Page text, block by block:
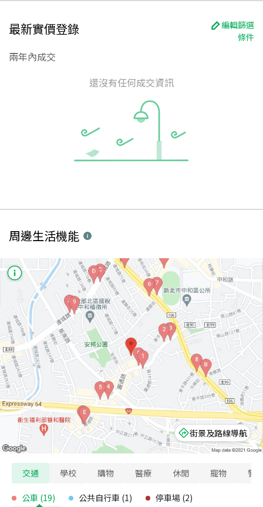
最新實價登錄
編輯篩選
條件
兩年內成交
還沒有任何成交資訊
周邊生活機能
街景及路線導航
交通 學校 購物 醫療 休閒 寵物 警
公車 (19) 公共自行車 (1) 停車場 (2)